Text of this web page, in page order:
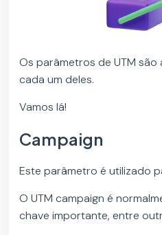
Os parâmetros de UTM
cada um deles.
Vamos lá!
Campaign
Este parâmetro é utilizado
O UTM campaign é
chave importante, entre